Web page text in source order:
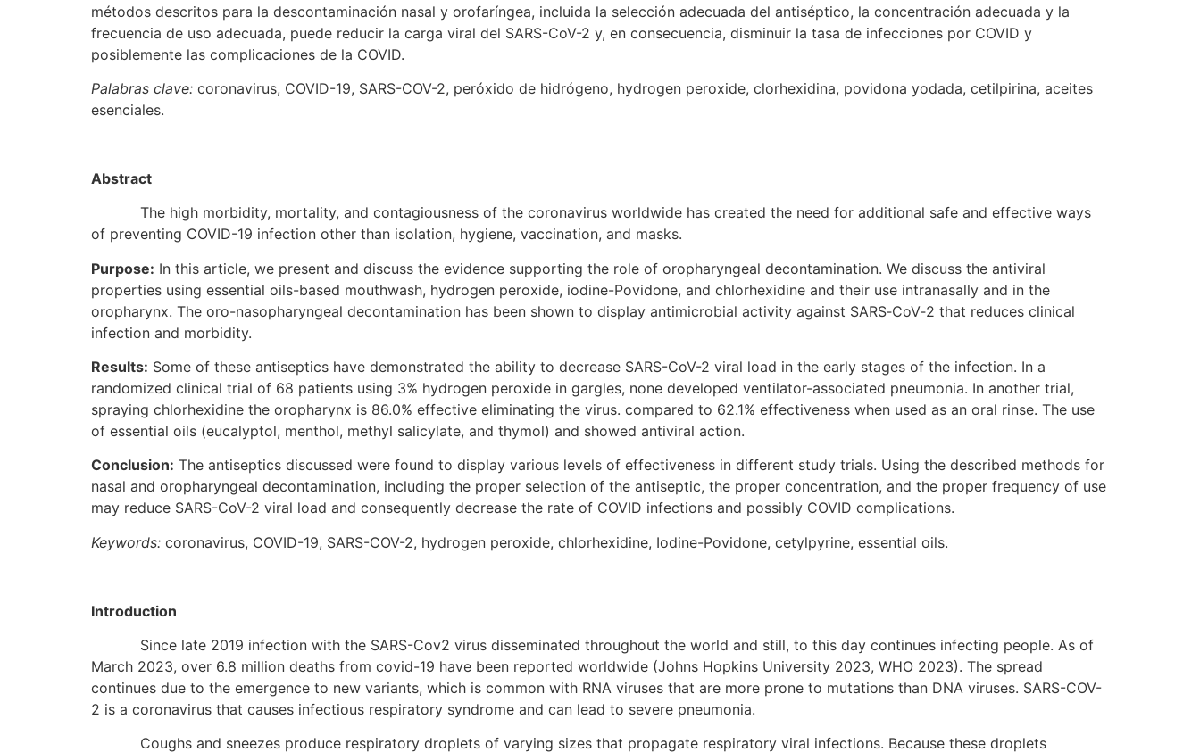
métodos descritos para la descontaminación nasal y orofaríngea, incluida la selección adecuada del antiséptico, la concentración adecuada y la
frecuencia de uso adecuada, puede reducir la carga viral del SARS-CoV-2 y, en consecuencia, disminuir la tasa de infecciones por COVID y
posiblemente las complicaciones de la COVID.
Palabras clave: coronavirus, COVID-19, SARS-COV-2, peróxido de hidrógeno, hydrogen peroxide, clorhexidina, povidona yodada, cetilpirina, aceites
esenciales.
Abstract
The high morbidity, mortality, and contagiousness of the coronavirus worldwide has created the need for additional safe and effective ways
of preventing COVID-19 infection other than isolation, hygiene, vaccination, and masks.
Purpose: In this article, we present and discuss the evidence supporting the role of oropharyngeal decontamination. We discuss the antiviral
properties using essential oils-based mouthwash, hydrogen peroxide, iodine-Povidone, and chlorhexidine and their use intranasally and in the
oropharynx. The oro-nasopharyngeal decontamination has been shown to display antimicrobial activity against SARS‐CoV‐2 that reduces clinical
infection and morbidity.
Results: Some of these antiseptics have demonstrated the ability to decrease SARS-CoV-2 viral load in the early stages of the infection. In a
randomized clinical trial of 68 patients using 3% hydrogen peroxide in gargles, none developed ventilator-associated pneumonia. In another trial,
spraying chlorhexidine the oropharynx is 86.0% effective eliminating the virus. compared to 62.1% effectiveness when used as an oral rinse. The use
of essential oils (eucalyptol, menthol, methyl salicylate, and thymol) and showed antiviral action.
Conclusion: The antiseptics discussed were found to display various levels of effectiveness in different study trials. Using the described methods for
nasal and oropharyngeal decontamination, including the proper selection of the antiseptic, the proper concentration, and the proper frequency of use
may reduce SARS-CoV-2 viral load and consequently decrease the rate of COVID infections and possibly COVID complications.
Keywords: coronavirus, COVID-19, SARS-COV-2, hydrogen peroxide, chlorhexidine, Iodine-Povidone, cetylpyrine, essential oils.
Introduction
Since late 2019 infection with the SARS-Cov2 virus disseminated throughout the world and still, to this day continues infecting people. As of
March 2023, over 6.8 million deaths from covid-19 have been reported worldwide (Johns Hopkins University 2023, WHO 2023). The spread
continues due to the emergence to new variants, which is common with RNA viruses that are more prone to mutations than DNA viruses. SARS-COV-
2 is a coronavirus that causes infectious respiratory syndrome and can lead to severe pneumonia.
Coughs and sneezes produce respiratory droplets of varying sizes that propagate respiratory viral infections. Because these droplets